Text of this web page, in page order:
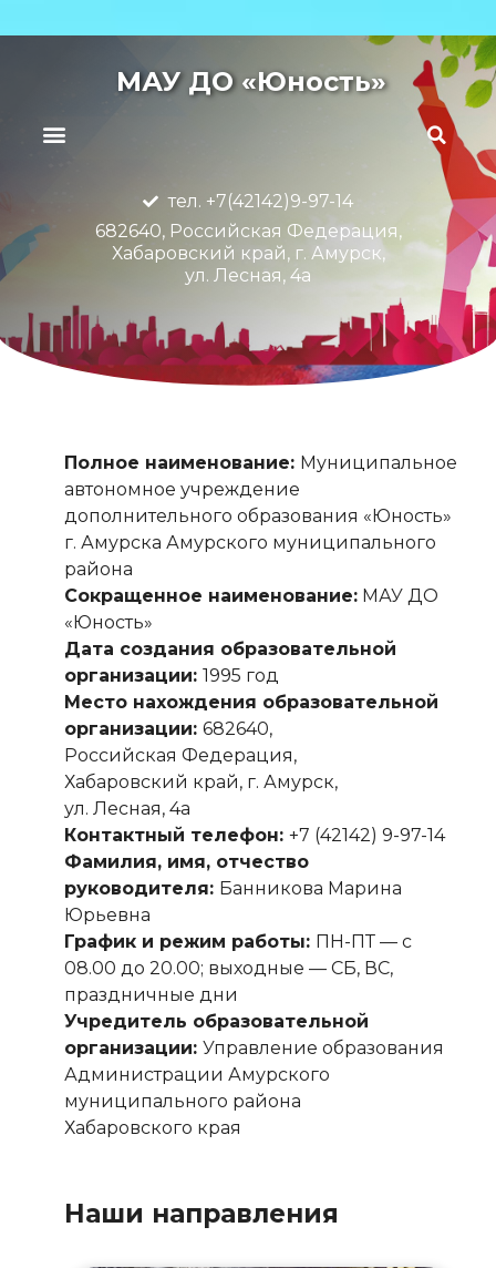
МАУ ДО «Юность»
тел. +7(42142)9-97-14
682640, Российская Федерация,
Хабаровский край, г. Амурск,
ул. Лесная, 4а
Полное наименование: Муниципальное
автономное учреждение
дополнительного образования «Юность»
г. Амурска Амурского муниципального
района
Сокращенное наименование: МАУ ДО
«Юность»
Дата создания образовательной
организации: 1995 год
Место нахождения образовательной
организации: 682640,
Российская Федерация,
Хабаровский край, г. Амурск,
ул. Лесная, 4а
Контактный телефон: +7 (42142) 9-97-14
Фамилия, имя, отчество
руководителя: Банникова Марина
Юрьевна
График и режим работы: ПН-ПТ — с
08.00 до 20.00; выходные — СБ, ВС,
праздничные дни
Учредитель образовательной
организации: Управление образования
Администрации Амурского
муниципального района
Хабаровского края
Наши направления